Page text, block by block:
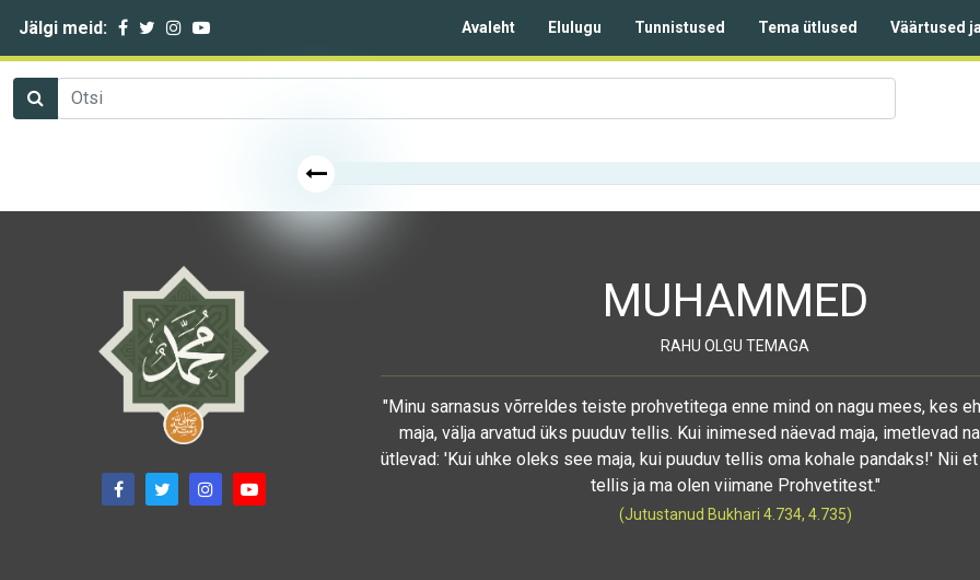
Jälgi meid: Avaleht Elulugu Tunnistused Tema ütlused Väärtused
MUHAMMED
RAHU OLGU TEMAGA
"Minu sarnasus võrreldes teiste prohvetitega enne mind on nagu mees, kes
maja, välja arvatud üks puuduv tellis. Kui inimesed näevad maja, imetlevad
ütlevad: 'Kui uhke oleks see maja, kui puuduv tellis oma kohale pandaks!' Nii
tellis ja ma olen viimane Prohvetitest."
(Jutustanud Bukhari 4.734, 4.735)